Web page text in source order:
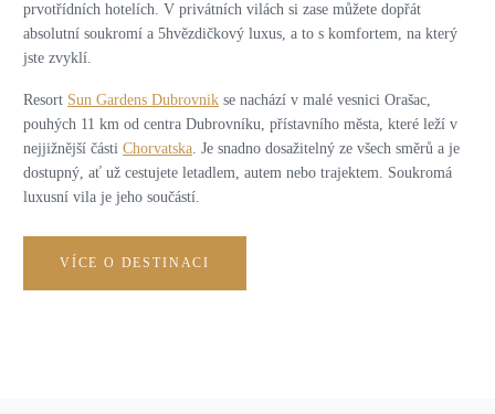
prvotřídních hotelích. V privátních vilách si zase můžete dopřát
absolutní soukromí a 5hvězdičkový luxus, a to s komfortem, na který
jste zvyklí.
Resort Sun Gardens Dubrovnik se nachází v malé vesnici Orašac,
pouhých 11 km od centra Dubrovníku, přístavního města, které leží v
nejjižnější části Chorvatska. Je snadno dosažitelný ze všech směrů a je
dostupný, ať už cestujete letadlem, autem nebo trajektem. Soukromá
luxusní vila je jeho součástí.
VÍCE O DESTINACI